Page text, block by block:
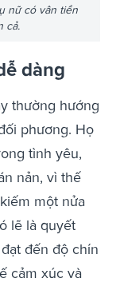
nữ có vân tiền
cả.
dàng
thường hướng
phương. Họ
tình yêu,
nản, vì thế
một nửa
lẽ là quyết
đến độ chín
cảm xúc và